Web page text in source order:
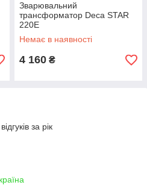
Зварювальний
трансформатор Deca STAR
220E
Немає в наявності
4 160 ₴
за рік